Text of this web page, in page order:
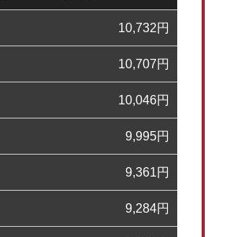
10,732円
10,707円
10,046円
9,995円
9,361円
9,284円